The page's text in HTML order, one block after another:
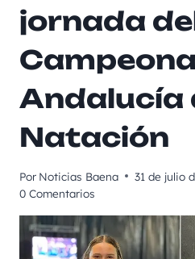
jornada
Andalucía
Natación
Por Noticias Baena 31 de julio
0 Comentarios